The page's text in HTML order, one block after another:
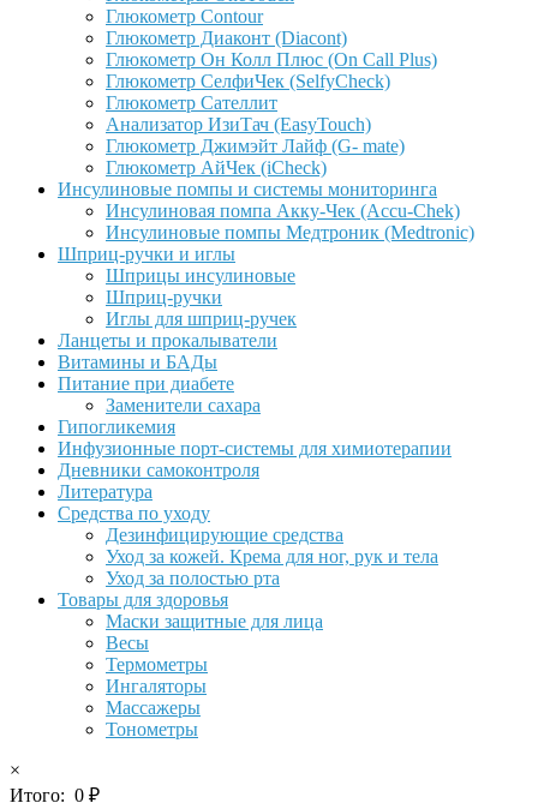
Глюкометр Contour
Глюкометр Диаконт (Diacont)
Глюкометр Он Колл Плюс (On Call Plus)
Глюкометр СелфиЧек (SelfyCheck)
Глюкометр Сателлит
Анализатор ИзиТач (EasyTouch)
Глюкометр Джимэйт Лайф (G- mate)
Глюкометр АйЧек (iCheck)
Инсулиновые помпы и системы мониторинга
Инсулиновая помпа Акку-Чек (Accu-Chek)
Инсулиновые помпы Медтроник (Medtronic)
Шприц-ручки и иглы
Шприцы инсулиновые
Шприц-ручки
Иглы для шприц-ручек
Ланцеты и прокалыватели
Витамины и БАДы
Питание при диабете
Заменители сахара
Гипогликемия
Инфузионные порт-системы для химиотерапии
Дневники самоконтроля
Литература
Средства по уходу
Дезинфицирующие средства
Уход за кожей. Крема для ног, рук и тела
Уход за полостью рта
Товары для здоровья
Маски защитные для лица
Весы
Термометры
Ингаляторы
Массажеры
Тонометры
×
Итого: 0 ₽